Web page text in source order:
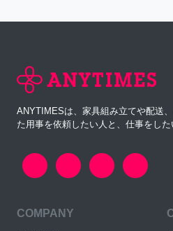
ANYTIMESは、家具組み立てや配送
た用事を依頼したい人と、仕事をした
COMPANY